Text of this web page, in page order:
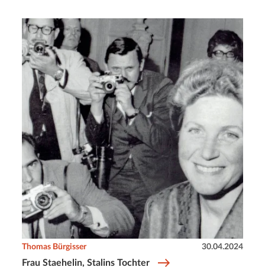
Frau Staehelin, Stalins Tochter
Thomas Bürgisser 30.04.2024